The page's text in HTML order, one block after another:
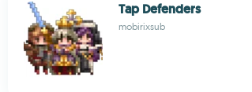
Tap Defenders
mobirixsub